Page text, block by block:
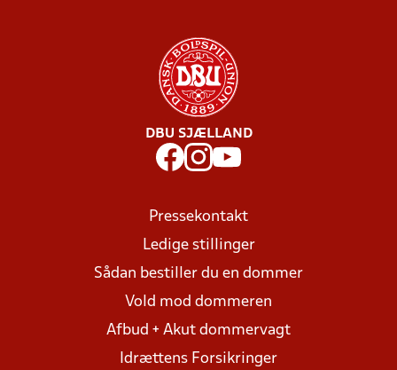
DBU SJÆLLAND
Pressekontakt
Ledige stillinger
Sådan bestiller du en dommer
Vold mod dommeren
Afbud + Akut dommervagt
Idrættens Forsikringer